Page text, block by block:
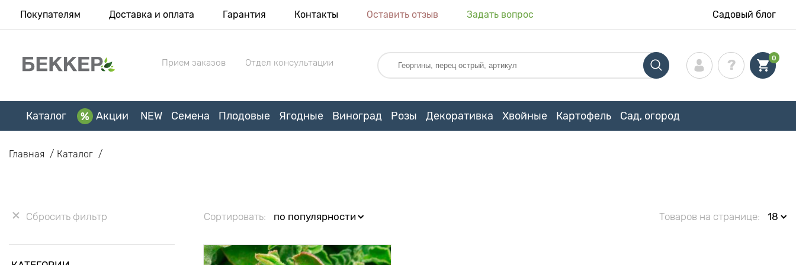
Покупателям Доставка и оплата Гарантия Контакты Оставить отзыв Задать вопрос Садовый блог
Прием заказов Отдел консультации 0
Каталог Акции NEW Семена Плодовые Ягодные Виноград Розы Декоративка Хвойные Картофель Сад, огород
Главная Каталог
Сбросить фильтр Сортировать: по популярности Товаров на странице: 18